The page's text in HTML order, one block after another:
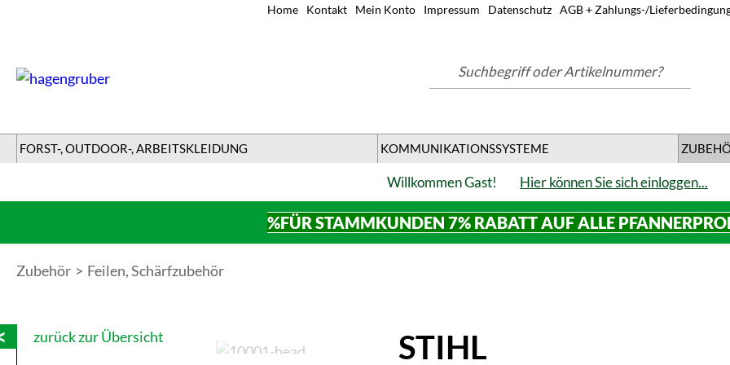
Home Kontakt Mein Konto Impressum Datenschutz AGB + Zahlungs-/
Suchbegriff oder Artikelnummer?
FORST-, OUTDOOR-, ARBEITSKLEIDUNG KOMMUNIKATIONSSYSTEME
Willkommen Gast! Hier können Sie sich einloggen...
%FÜR STAMMKUNDEN 7% RABATT AUF ALLE
Zubehör Feilen, Schärfzubehör
STIHL